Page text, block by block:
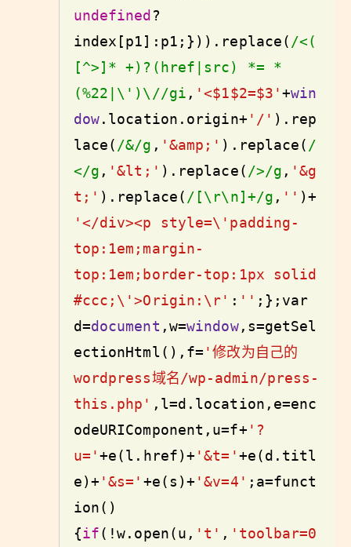
undefined ?
index[p1]:p1;})).replace( /<(
[^>]* +)?(href|src) *= *
(%22|\')\//gi , '<$1$2=$3'+win
dow.location.origin+ '/' ).rep
lace( /&/g , '&amp;' ).replace( /
</g , '&lt;' ).replace( />/g , '&g
t;' ).replace( /[\r\n]+/g , '' )+
'</div><p style=\'padding-
top:1em;margin-
top:1em;border-top:1px solid
#ccc;\'>Origin:\r' : '' ;}; var
d=document ,w=window,s=getSel
ectionHtml(),f= '修改为自己的
wordpress域名/wp-admin/press-
this.php' ,l=d.location,e=enc
odeURIComponent,u=f+ '?
u='+e(l.href)+ '&t='+e(d.titl
e)+ '&s=' +e(s)+ '&v=4' ;a=funct
ion()
{if(!w.open(u, 't' , 'toolbar=0